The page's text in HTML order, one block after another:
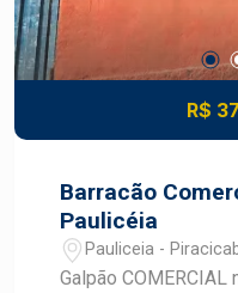
R$
Barracão
Paulicéia
Pauliceia -
Galpão COMERCIAL